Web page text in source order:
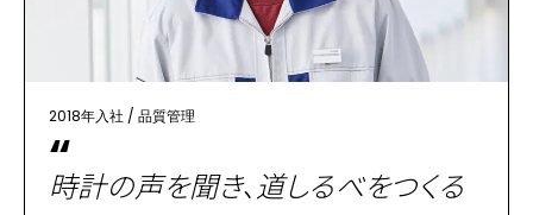
2018年入社 / 品質管理
“
時計の声を聞き、道しるべをつくる